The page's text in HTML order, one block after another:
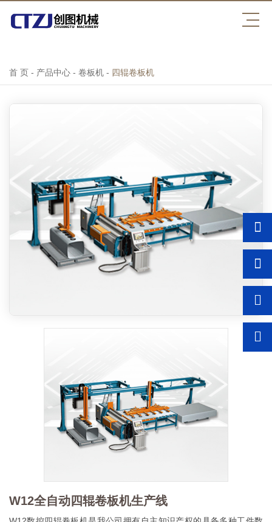
开云官方网页版
首 页 - 产品中心 - 卷板机 - 四辊卷板机
W12全自动四辊卷板机生产线